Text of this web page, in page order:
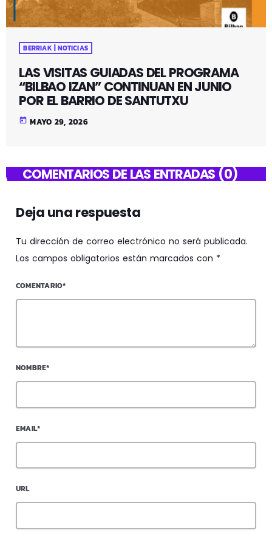
BERRIAK | NOTICIAS
LAS VISITAS GUIADAS DEL PROGRAMA
“BILBAO IZAN” CONTINUAN EN JUNIO
POR EL BARRIO DE SANTUTXU
today MAYO 29, 2026
COMENTARIOS DE LAS ENTRADAS (0)
Deja una respuesta
Tu dirección de correo electrónico no será publicada.
Los campos obligatorios están marcados con *
COMENTARIO*
NOMBRE*
EMAIL*
URL